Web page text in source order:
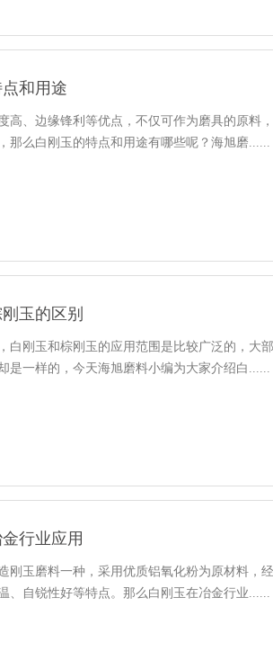
和用途
高、边缘锋利等优点，不仅可作为磨具的原料
那么白刚玉的特点和用途有哪些呢？海旭磨......
玉的区别
白刚玉和棕刚玉的应用范围是比较广泛的，大
是一样的，今天海旭磨料小编为大家介绍白......
行业应用
刚玉磨料一种，采用优质铝氧化粉为原材料，
、自锐性好等特点。那么白刚玉在冶金行业......